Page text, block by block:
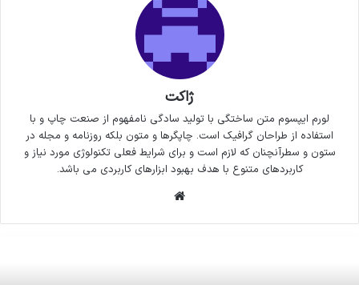
ژاکت
لورم ایپسوم متن ساختگی با تولید سادگی نامفهوم از صنعت چاپ و با
استفاده از طراحان گرافیک است. چاپگرها و متون بلکه روزنامه و مجله در
ستون و سطرآنچنان که لازم است و برای شرایط فعلی تکنولوژی مورد نیاز و
کاربردهای متنوع با هدف بهبود ابزارهای کاربردی می باشد.